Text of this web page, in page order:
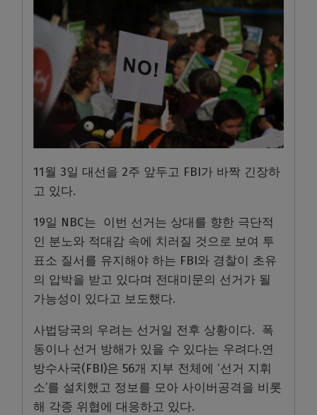
11월 3일 대선을 2주 앞두고 FBI가 바짝 긴장하
고 있다.
19일 NBC는 이번 선거는 상대를 향한 극단적
인 분노와 적대감 속에 치러질 것으로 보여 투
표소 질서를 유지해야 하는 FBI와 경찰이 초유
의 압박을 받고 있다며 전대미문의 선거가 될
가능성이 있다고 보도했다.
사법당국의 우려는 선거일 전후 상황이다. 폭
동이나 선거 방해가 있을 수 있다는 우려다.연
방수사국(FBI)은 56개 지부 전체에 ‘선거 지휘
소’를 설치했고 정보를 모아 사이버공격을 비롯
해 각종 위협에 대응하고 있다.